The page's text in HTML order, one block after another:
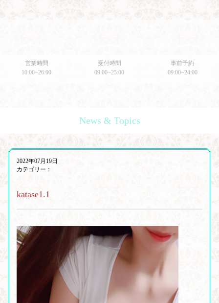
営業時間
10:00~26:00
受付時間
09:00~25:00
事前予約
09:00~24:00
News & Topics
2022年07月19日
カテゴリー：
katase1.1